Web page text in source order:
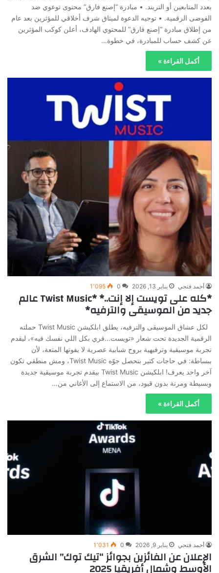
بعدد المتابعين أو التريند. • مبادرة “إصنع فارق“ محتوى توعوي ضد
الفوضى الرقمية. • توجيه الدعوة لميثاق شرف أخلاقي للمؤثرين بعد عام
من إطلاق مبادرة “إصنع فارق” للمحتوي الهادف، أعلن كوكب المؤثرين
عن كشف حساب للمبادرة، في خطوة…
أكمل القراءة »
أحمد فتحي يناير 13, 2026 0 1٬095
*كله على تويست إلا إنت..* *Twist Music عالم
جديد من الموسيقى والترفيه*
لكل عشاق الموسيقى والترفيه، يطلق ابلكيشن Twist Music حملته
الرقمية الجديدة تحت شعار «تويست…فري بكل اللي نفسك فيه»، ليقدم
تجربة موسيقية وترفيهية بروح شبابية عصرية لا يفوتها المتعة، لأن
ببساطة: في حاجات كتير بتحصل جوّه Twist Music، ومش منطقي تكون
آخر واحد يعرف! ابلكيشن Twist Music بيقدم تجربة موسيقية جديدة
وبسيطة ومرنة بدون قيود، من الاستماع إلى الأغاني من…
أكمل القراءة »
أحمد فتحي يناير 9, 2026 0 1٬031
الإعلان عن الفائزين بجوائز “تيك توك” الشرق
الأوسط وشمال أفريقيا 2025